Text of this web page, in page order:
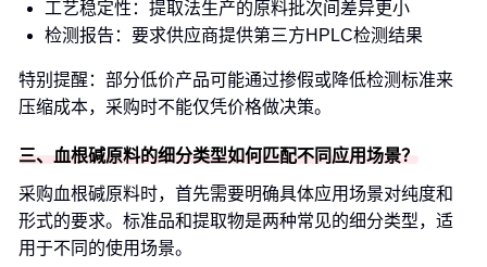
工艺稳定性：提取法生产的原料批次间差异更小
检测报告：要求供应商提供第三方HPLC检测结果
特别提醒：部分低价产品可能通过掺假或降低检测标准来
压缩成本，采购时不能仅凭价格做决策。
三、血根碱原料的细分类型如何匹配不同应用场景？
采购血根碱原料时，首先需要明确具体应用场景对纯度和
形式的要求。标准品和提取物是两种常见的细分类型，适
用于不同的使用场景。